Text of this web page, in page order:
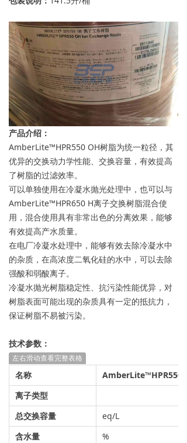
→ 常见问题
联系我们
产品介绍：
AmberLite™HPR550 OH树脂为统一粒径，其
优异的交换动力学性能、交换容量，有效提高
了树脂的过滤效率。
可以单独使用在冷凝水抛光处理中，也可以与
AmberLite™HPR650 H离子交换树脂混合使
用，混合使用具有非常出色的分离效果，能够
有效提高产水质量。
在电厂冷凝水处理中，能够有效去除冷凝水中
的杂质，在高浓度二氧化硅的水中，可以去除
强酸和弱酸离子。
冷凝水抛光树脂稳定性、抗污染性能优异，对
树脂表面可能出现的杂质具有一定的抵抗力，
保证树脂不易被污染。
技术参数：
左右滑动查看完整表格
名称 AmberLite™HPR550
离子类型
总交换容量
eq/L
含水量
%